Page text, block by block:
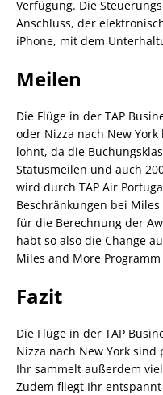
Verfügung. Die
Anschluss, der
iPhone, mit dem
Meilen
Die Flüge in der TAP
oder Nizza nach New
lohnt, da die
Statusmeilen und auch
wird durch TAP Air
Beschränkungen bei
für die Berechnung der
habt so also die Change
Miles and More
Fazit
Die Flüge in der TAP
Nizza nach New York
Ihr sammelt außerdem
Zudem fliegt Ihr